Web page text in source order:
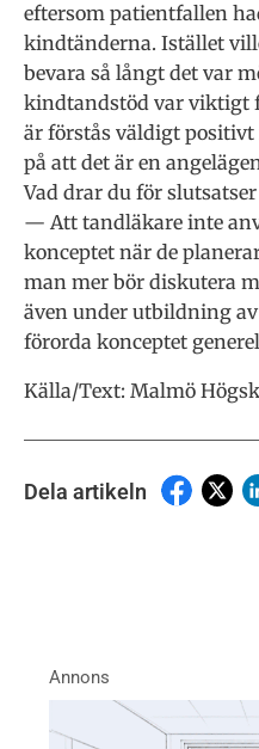
eftersom patientfallen
kindtänderna. Istället
bevara så långt det var
kindtandstöd var viktigt
är förstås väldigt
på att det är en
Vad drar du för
— Att tandläkare inte
konceptet när de
man mer bör diskutera
även under utbildning
förorda konceptet
Källa/Text: Malmö
Dela artikeln